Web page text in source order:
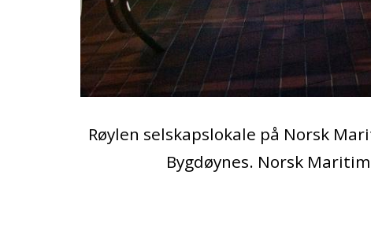
Røylen selskapslokale på Norsk
Bygdøynes. Norsk